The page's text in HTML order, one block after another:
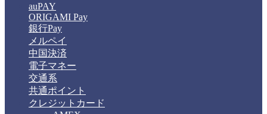
auPAY
ORIGAMI Pay
銀行Pay
メルペイ
中国決済
電子マネー
交通系
共通ポイント
クレジットカード